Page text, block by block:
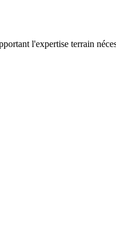
l'expertise terrain